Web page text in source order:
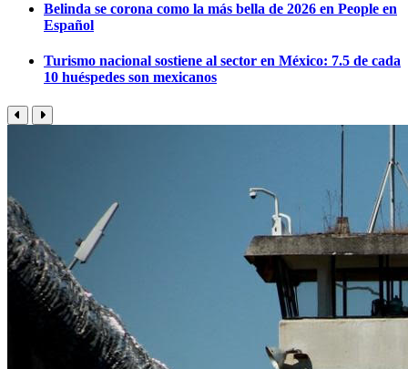
Belinda se corona como la más bella de 2026 en People en
Español
Turismo nacional sostiene al sector en México: 7.5 de cada
10 huéspedes son mexicanos